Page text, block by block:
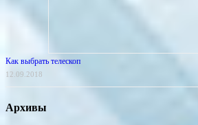
Как выбрать телескоп
12.09.2018
Архивы